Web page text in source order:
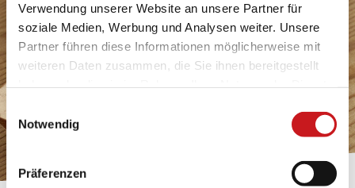
Verwendung unserer Website an unsere Partner für
soziale Medien, Werbung und Analysen weiter. Unsere
Partner führen diese Informationen möglicherweise mit
weiteren Daten zusammen, die Sie ihnen bereitgestellt
Datenschutzhinweisen
mehr darüber, wer wir sind, wie
personenbezogene Daten verarbeiten. Hier geht’s zum
Impressum.
Notwendig
Präferenzen